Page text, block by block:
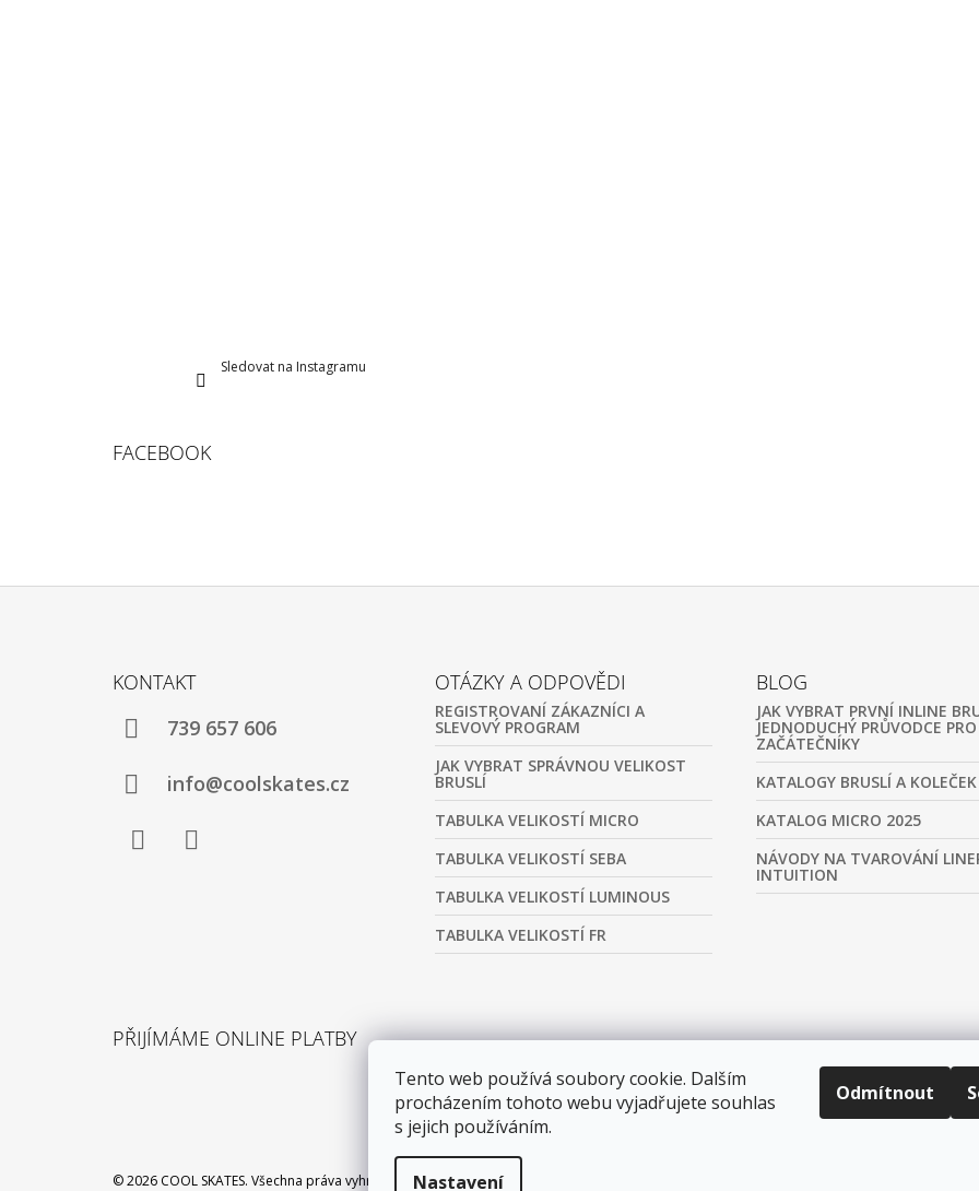
Tento web používá soubory cookie. Dalším
procházením tohoto webu vyjadřujete souhlas
s jejich používáním.
Nastavení
Odmítnout
Sledovat na Instagramu
FACEBOOK
KONTAKT
739 657 606
info@coolskates.cz
OTÁZKY A ODPOVĚDI
REGISTROVANÍ ZÁKAZNÍCI A
SLEVOVÝ PROGRAM
JAK VYBRAT SPRÁVNOU VELIKOST
BRUSLÍ
TABULKA VELIKOSTÍ MICRO
TABULKA VELIKOSTÍ SEBA
TABULKA VELIKOSTÍ LUMINOUS
TABULKA VELIKOSTÍ FR
BLOG
JAK VYBRAT PRVNÍ INLINE
JEDNODUCHÝ PRŮVODCE PRO
ZAČÁTEČNÍKY
KATALOGY BRUSLÍ A KOLEČEK
KATALOG MICRO 2025
NÁVODY NA TVAROVÁNÍ
INTUITION
PŘIJÍMÁME ONLINE PLATBY
© 2026 COOL SKATES. Všechna práva vyhrazena.Upravit nastavení cookies